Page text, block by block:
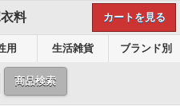
料 カートを見る
用 生活雑貨 ブランド別
商品検索